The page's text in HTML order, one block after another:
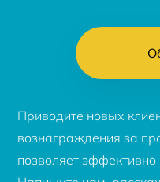
Приводите новых
вознаграждения за
позволяет